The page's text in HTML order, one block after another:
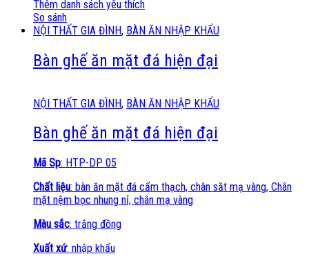
Thêm danh sách yêu thích
So sánh
NỘI THẤT GIA ĐÌNH, BÀN ĂN NHẬP KHẨU
Bàn ghế ăn mặt đá hiện đại
NỘI THẤT GIA ĐÌNH, BÀN ĂN NHẬP KHẨU
Bàn ghế ăn mặt đá hiện đại
Mã Sp: HTP-DP 05
Chất liệu: bàn ăn mặt đá cẩm thạch, chân sắt mạ vàng, Chân
mặt nệm bọc nhung nỉ, chân mạ vàng
Màu sắc: trắng đồng
Xuất xứ: nhập khẩu